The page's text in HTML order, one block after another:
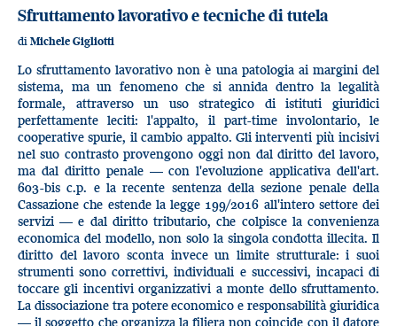
Sfruttamento lavorativo e tecniche di tutela
di Michele Gigliotti
Lo sfruttamento lavorativo non è una patologia ai margini del
sistema, ma un fenomeno che si annida dentro la legalità
formale, attraverso un uso strategico di istituti giuridici
perfettamente leciti: l'appalto, il part-time involontario, le
cooperative spurie, il cambio appalto. Gli interventi più incisivi
nel suo contrasto provengono oggi non dal diritto del lavoro,
ma dal diritto penale — con l'evoluzione applicativa dell'art.
603-bis c.p. e la recente sentenza della sezione penale della
Cassazione che estende la legge 199/2016 all'intero settore dei
servizi — e dal diritto tributario, che colpisce la convenienza
economica del modello, non solo la singola condotta illecita. Il
diritto del lavoro sconta invece un limite strutturale: i suoi
strumenti sono correttivi, individuali e successivi, incapaci di
toccare gli incentivi organizzativi a monte dello sfruttamento.
La dissociazione tra potere economico e responsabilità giuridica
— il soggetto che organizza la filiera non coincide con il datore